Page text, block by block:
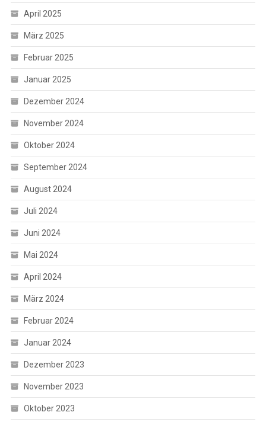
April 2025
März 2025
Februar 2025
Januar 2025
Dezember 2024
November 2024
Oktober 2024
September 2024
August 2024
Juli 2024
Juni 2024
Mai 2024
April 2024
März 2024
Februar 2024
Januar 2024
Dezember 2023
November 2023
Oktober 2023